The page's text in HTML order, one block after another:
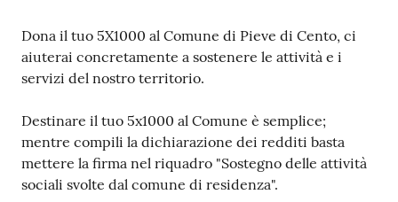
Contenuto
Dona il tuo 5X1000 al Comune di Pieve di Cento, ci
aiuterai concretamente a sostenere le attività e i
servizi del nostro territorio.
Destinare il tuo 5x1000 al Comune è semplice;
mentre compili la dichiarazione dei redditi basta
mettere la firma nel riquadro "Sostegno delle attività
sociali svolte dal comune di residenza".